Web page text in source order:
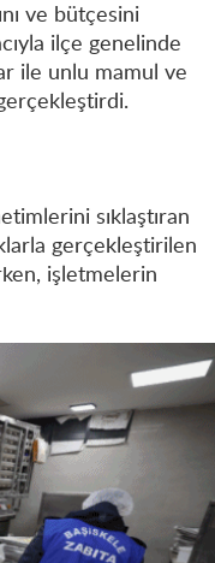
ve bütçesini
ilçe genelinde
ile unlu mamul ve
sıklaştıran
gerçekleştirilen
işletmelerin